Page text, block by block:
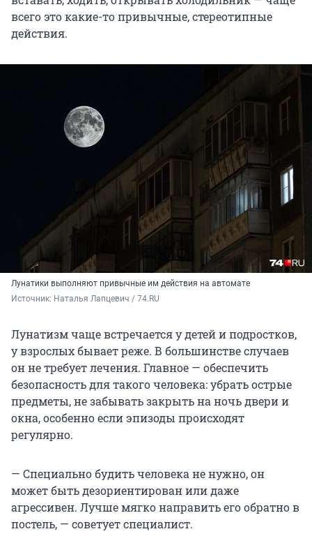
всего это какие-то привычные, стереотипные
действия.
Лунатики выполняют привычные им действия на автомате
Источник: Наталья Лапцевич / 74.RU
Лунатизм чаще встречается у детей и подростков,
у взрослых бывает реже. В большинстве случаев
он не требует лечения. Главное — обеспечить
безопасность для такого человека: убрать острые
предметы, не забывать закрыть на ночь двери и
окна, особенно если эпизоды происходят
регулярно.
— Специально будить человека не нужно, он
может быть дезориентирован или даже
агрессивен. Лучше мягко направить его обратно в
постель, — советует специалист.